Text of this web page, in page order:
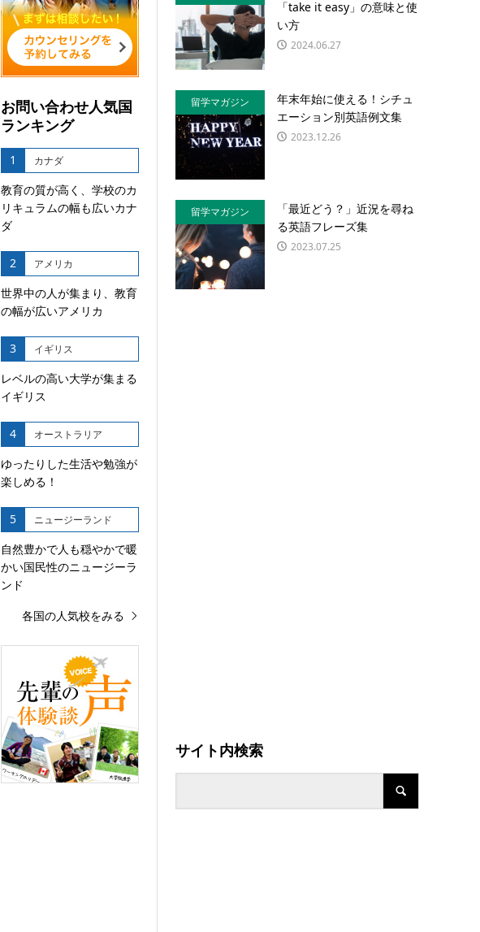
お問い合わせ人気国
ランキング
1 カナダ
教育の質が高く、学校のカ
リキュラムの幅も広いカナ
ダ
2 アメリカ
世界中の人が集まり、教育
の幅が広いアメリカ
3 イギリス
レベルの高い大学が集まる
イギリス
4 オーストラリア
ゆったりした生活や勉強が
楽しめる！
5 ニュージーランド
自然豊かで人も穏やかで暖
かい国民性のニュージーラ
ンド
各国の人気校をみる
「take it easy」の意味と使
い方
2024.06.27
留学マガジン
年末年始に使える！シチュ
エーション別英語例文集
2023.12.26
留学マガジン
「最近どう？」近況を尋ね
る英語フレーズ集
2023.07.25
サイト内検索